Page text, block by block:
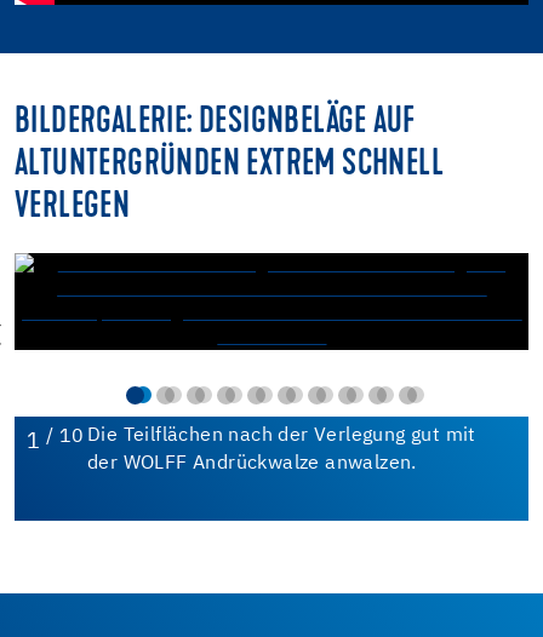
BILDERGALERIE: DESIGNBELÄGE AUF
ALTUNTERGRÜNDEN EXTREM SCHNELL
VERLEGEN
1 / 10 Die Teilflächen nach der Verlegung gut mit
der WOLFF Andrückwalze anwalzen.